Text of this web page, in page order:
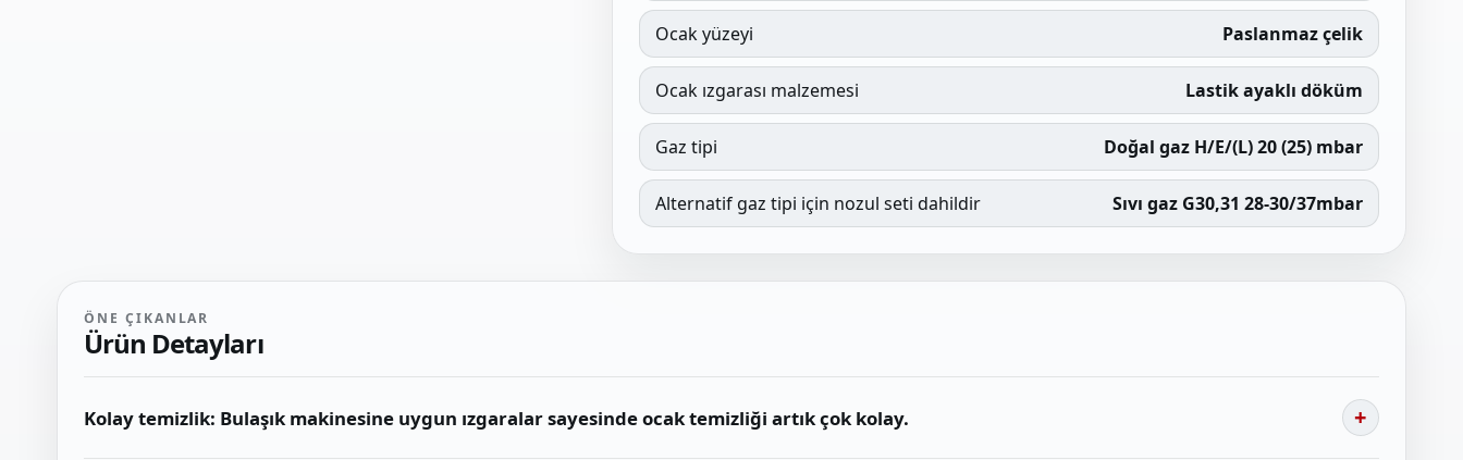
Ocak yüzeyi Paslanmaz çelik
Ocak ızgarası malzemesi Lastik ayaklı döküm
Gaz tipi Doğal gaz H/E/(L) 20 (25) mbar
Alternatif gaz tipi için nozul seti dahildir Sıvı gaz G30,31 28-30/37mbar
ÖNE ÇIKANLAR
Ürün Detayları
Kolay temizlik: Bulaşık makinesine uygun ızgaralar sayesinde ocak temizliği artık çok kolay.